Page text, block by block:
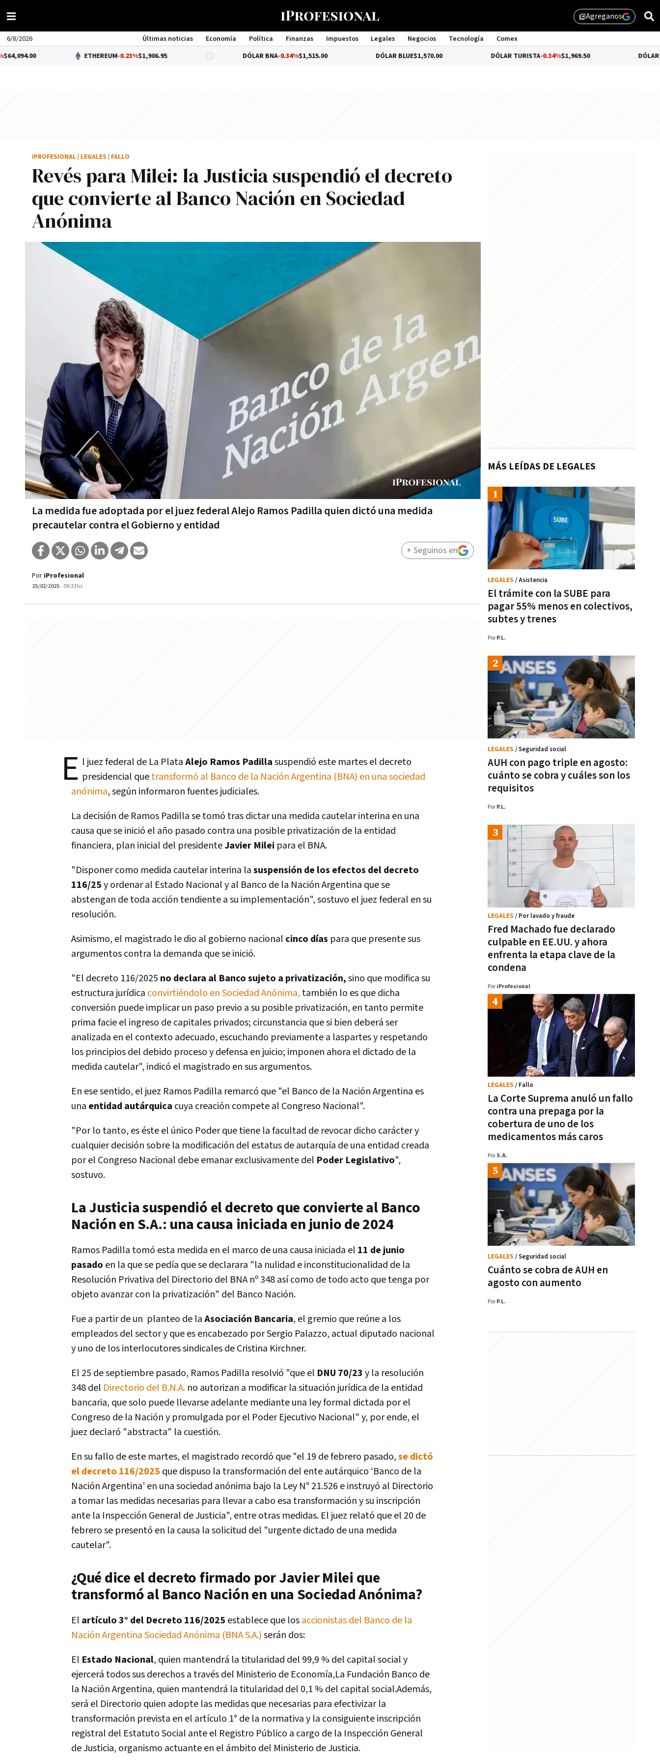
library_addAgreganos
6/8/2026 Últimas noticias Economía Política Finanzas Impuestos Legales Negocios Tecnología
Comex
Management
ETHEREUM -0.23%$1,906.95 DÓLAR BNA-0.34% $1,515.00 DÓLAR BLUE$1,570.00 DÓLAR TURISTA-0.34%$1,969.50 DÓLAR MEP-
Revés para Milei: la Justicia suspendió el decreto
que convierte al Banco Nación en Sociedad
Anónima
La medida fue adoptada por el juez federal Alejo Ramos Padilla quien dictó una medida
precautelar contra el Gobierno y entidad
IPROFESIONAL LEGALES FALLO
Por iProfesional
25/02/2025- 09:33hs
+ Seguinos en
E l juez federal de La PlataAlejo Ramos Padillasuspendió este martes el decreto
presidencial quetransformó al Banco de la Nación Argentina (BNA) en una sociedad
anónima, según informaron fuentes judiciales.
La decisión de Ramos Padilla se tomó tras dictar una medida cautelar interina en una
causa que se inició el año pasado contra una posible privatización de la entidad
financiera, plan inicial del presidenteJavier Milei para el BNA.
"Disponer como medida cautelar interina lasuspensión de los efectos del decreto
116/25y ordenar al Estado Nacional y al Banco de la Nación Argentina que se
abstengan de toda acción tendiente a su implementación", sostuvo el juez federal en su
resolución.
Asimismo, el magistrado le dio al gobierno nacional cinco días para que presente sus
argumentos contra la demanda que se inició.
"El decreto 116/2025 no declara al Banco sujeto a privatización,sino que modifica su
estructura jurídica convirtiéndolo en Sociedad Anónima, también lo es que dicha
conversión puede implicar un paso previo a su posible privatización, en tanto permite
prima facie el ingreso de capitales privados; circunstancia que si bien deberá ser
analizada en el contexto adecuado, escuchando previamente a laspartes y respetando
los principios del debido proceso y defensa en juicio; imponen ahora el dictado de la
medida cautelar", indicó el magistrado en sus argumentos.
En ese sentido, el juez Ramos Padilla remarcó que "el Banco de la Nación Argentina es
una entidad autárquica cuya creación compete al Congreso Nacional".
"Por lo tanto, es éste el único Poder que tiene la facultad de revocar dicho carácter y
cualquier decisión sobre la modificación del estatus de autarquía de una entidad creada
por el Congreso Nacional debe emanar exclusivamente del Poder Legislativo",
sostuvo.
La Justicia suspendió el decreto que convierte al Banco
Nación en S.A.: una causa iniciada en junio de 2024
Ramos Padilla tomó esta medida en el marco de una causa iniciada el 11 de junio
pasado en la que se pedía que se declarara "la nulidad e inconstitucionalidad de la
Resolución Privativa del Directorio del BNA nº 348 así como de todo acto que tenga por
objeto avanzar con la privatización" del Banco Nación.
Fue a partir de un planteo de laAsociación Bancaria, el gremio que reúne a los
empleados del sector y que es encabezado por Sergio Palazzo, actual diputado nacional
y uno de los interlocutores sindicales de Cristina Kirchner.
El 25 de septiembre pasado, Ramos Padilla resolvió "que el DNU 70/23 y la resolución
348 del Directorio del B.N.A. no autorizan a modificar la situación jurídica de la entidad
bancaria, que solo puede llevarse adelante mediante una ley formal dictada por el
Congreso de la Nación y promulgada por el Poder Ejecutivo Nacional" y, por ende, el
juez declaró "abstracta" la cuestión.
En su fallo de este martes, el magistrado recordó que "el 19 de febrero pasado,se dictó
el decreto 116/2025 que dispuso la transformación del ente autárquico ‘Banco de la
Nación Argentina’ en una sociedad anónima bajo la Ley N° 21.526 e instruyó al Directorio
a tomar las medidas necesarias para llevar a cabo esa transformación y su inscripción
ante la Inspección General de Justicia", entre otras medidas. El juez relató que el 20 de
febrero se presentó en la causa la solicitud del "urgente dictado de una medida
cautelar".
¿Qué dice el decreto firmado por Javier Milei que
transformó al Banco Nación en una Sociedad Anónima?
El artículo 3° del Decreto 116/2025 establece que losaccionistas del Banco de la
Nación Argentina Sociedad Anónima (BNA S.A.)serán dos:
El Estado Nacional, quien mantendrá la titularidad del 99,9 % del capital social y
ejercerá todos sus derechos a través del Ministerio de Economía,La Fundación Banco de
la Nación Argentina, quien mantendrá la titularidad del 0,1 % del capital social.Además,
será el Directorio quien adopte las medidas que necesarias para efectivizar la
transformación prevista en el artículo 1° de la normativa y la consiguiente inscripción
registral del Estatuto Social ante el Registro Público a cargo de la Inspección General
de Justicia, organismo actuante en el ámbito del Ministerio de Justicia.
MÁS LEÍDAS DE LEGALES
El trámite con la SUBE para
pagar 55% menos en colectivos,
subtes y trenes
LEGALES / Asistencia
Por P.L.
AUH con pago triple en agosto:
cuánto se cobra y cuáles son los
requisitos
LEGALES / Seguridad social
Por P.L.
Fred Machado fue declarado
culpable en EE.UU. y ahora
enfrenta la etapa clave de la
condena
LEGALES / Por lavado y fraude
Por iProfesional
La Corte Suprema anuló un fallo
contra una prepaga por la
cobertura de uno de los
medicamentos más caros
LEGALES / Fallo
Por S.A.
Cuánto se cobra de AUH en
agosto con aumento
LEGALES / Seguridad social
Por P.L.